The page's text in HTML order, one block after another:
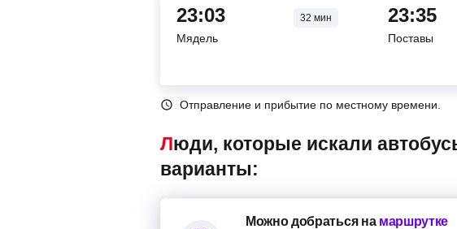
23:03 32 мин
Мядель
23:35
Поставы
Отправление и прибытие по местному времени.
Люди, которые искали автобусы Мядель – Поставы, также смотрели следующие
варианты:
Можно добратьсяна маршрутке